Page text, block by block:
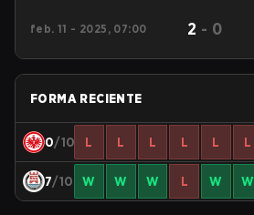
feb. 11 - 2025, 07:00 2 - 0
FORMA RECIENTE
0/10 L L L L L L
7/10 W W W L W W